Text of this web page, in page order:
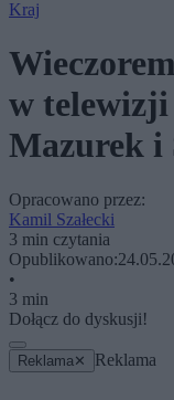
Kraj
w telewizji
Mazurek i
Opracowano przez:
Kamil Szałecki
3 min czytania
Opublikowano:
•
3 min
Dołącz do dyskusji!
Reklama ✕ Reklama